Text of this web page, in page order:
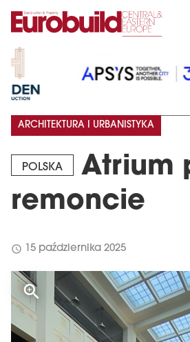
POLSKA
Atrium
remoncie
ARCHITEKTURA I URBANISTYKA
schedule 15 października 2025